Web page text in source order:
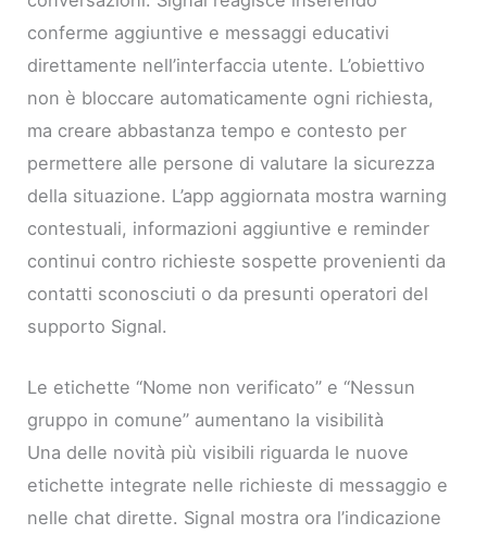
conferme aggiuntive e messaggi educativi
direttamente nell’interfaccia utente. L’obiettivo
non è bloccare automaticamente ogni richiesta,
ma creare abbastanza tempo e contesto per
permettere alle persone di valutare la sicurezza
della situazione. L’app aggiornata mostra warning
contestuali, informazioni aggiuntive e reminder
continui contro richieste sospette provenienti da
contatti sconosciuti o da presunti operatori del
supporto Signal.
Le etichette “Nome non verificato” e “Nessun
gruppo in comune” aumentano la visibilità
Una delle novità più visibili riguarda le nuove
etichette integrate nelle richieste di messaggio e
nelle chat dirette. Signal mostra ora l’indicazione